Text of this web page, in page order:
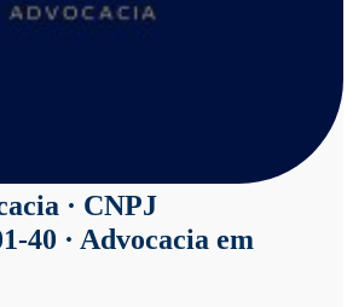
· CNPJ
40 · Advocacia em